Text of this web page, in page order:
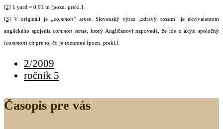
[2] 1 yard = 0,91 m [pozn. prekl.].
[3] V origináli je „common“ sense. Slovenský výraz „zdravý rozum“ je ekvivalentom
anglického spojeniacommon sense , ktorý Angličanovi napovedá, že ide o akýsi spoločný
(common) cit pre to, čo je rozumné [pozn. prekl.].
2/2009
ročník 5
Časopis pre vás